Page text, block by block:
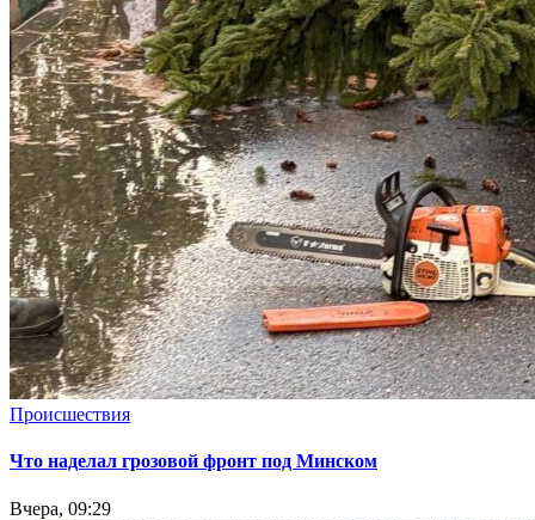
Происшествия
Что наделал грозовой фронт под Минском
Вчера, 09:29